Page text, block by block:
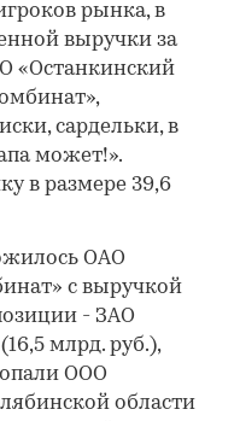
рынка, в
выручки за
«Останкинский
сардельки, в
может!».
в размере 39,6
ОАО
с выручкой
- ЗАО
млрд. руб.),
ООО
области